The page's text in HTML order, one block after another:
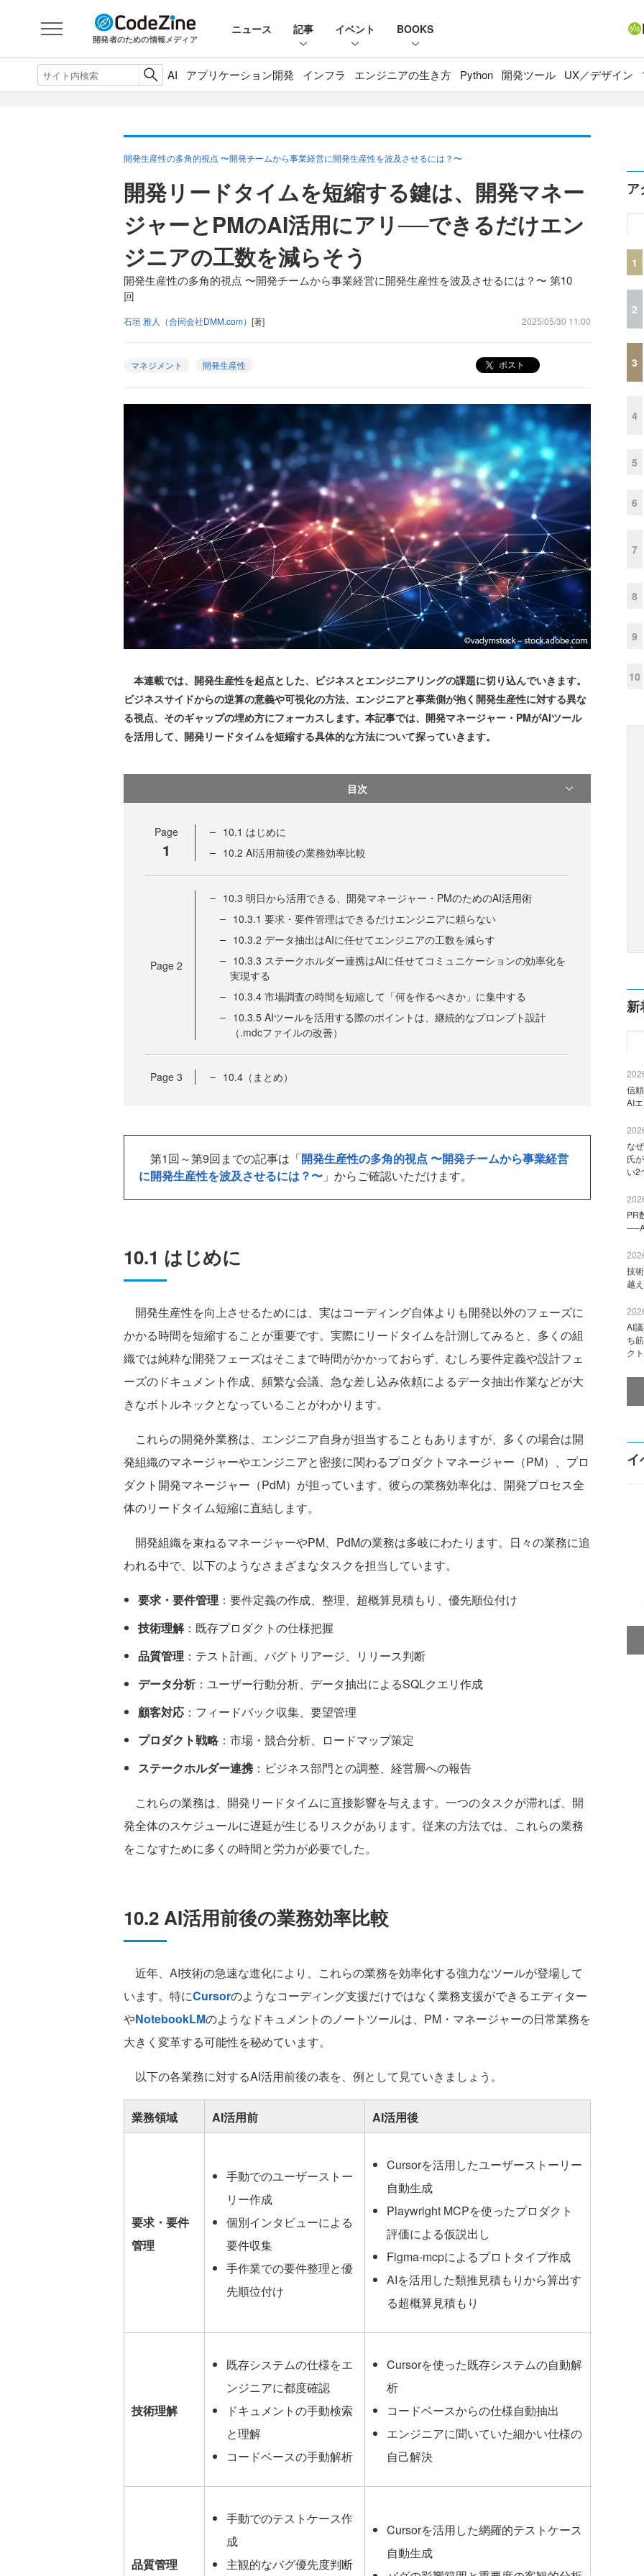
開発者のための情報メディア
ニュース 記事 イベント BOOKS
AI アプリケーション開発 インフラ エンジニアの生き方 Python 開発ツール UX／デザイン
開発生産性の多角的視点 〜開発チームから事業経営に開発生産性を波及させるには？〜
開発リードタイムを短縮する鍵は、開発マネー
ジャーとPMのAI活用にアリ──できるだけエン
ジニアの工数を減らそう
開発生産性の多角的視点 〜開発チームから事業経営に開発生産性を波及させるには？〜 第10
回
石垣 雅人（合同会社DMM.com） [著] 2025/05/30 11:00
マネジメント 開発生産性 ポスト
本連載では、開発生産性を起点とした、ビジネスとエンジニアリングの課題に切り込んでいきます。
ビジネスサイドからの逆算の意義や可視化の方法、エンジニアと事業側が抱く開発生産性に対する異な
る視点、そのギャップの埋め方にフォーカスします。本記事では、開発マネージャー・PMがAIツール
を活用して、開発リードタイムを短縮する具体的な方法について探っていきます。
目次
Page
1
10.1 はじめに
10.2 AI活用前後の業務効率比較
Page 2
10.3 明日から活用できる、開発マネージャー・PMのためのAI活用術
10.3.1 要求・要件管理はできるだけエンジニアに頼らない
10.3.2 データ抽出はAIに任せてエンジニアの工数を減らす
10.3.3 ステークホルダー連携はAIに任せてコミュニケーションの効率化を
実現する
10.3.4 市場調査の時間を短縮して「何を作るべきか」に集中する
10.3.5 AIツールを活用する際のポイントは、継続的なプロンプト設計
（.mdcファイルの改善）
Page 3 10.4（まとめ）
第1回～第9回までの記事は「開発生産性の多角的視点 〜開発チームから事業経営
に開発生産性を波及させるには？〜 」からご確認いただけます。
10.1 はじめに
開発生産性を向上させるためには、実はコーディング自体よりも開発以外のフェーズに
かかる時間を短縮することが重要です。実際にリードタイムを計測してみると、多くの組
織では純粋な開発フェーズはそこまで時間がかかっておらず、むしろ要件定義や設計フェ
ーズのドキュメント作成、頻繁な会議、急な差し込み依頼によるデータ抽出作業などが大
きなボトルネックとなっていることがわかります。
これらの開発外業務は、エンジニア自身が担当することもありますが、多くの場合は開
発組織のマネージャーやエンジニアと密接に関わるプロダクトマネージャー（PM）、プロ
ダクト開発マネージャー（PdM）が担っています。彼らの業務効率化は、開発プロセス全
体のリードタイム短縮に直結します。
開発組織を束ねるマネージャーやPM、PdMの業務は多岐にわたります。日々の業務に追
われる中で、以下のようなさまざまなタスクを担当しています。
要求・要件管理 ：要件定義の作成、整理、超概算見積もり、優先順位付け
技術理解：既存プロダクトの仕様把握
品質管理 ：テスト計画、バグトリアージ、リリース判断
データ分析：ユーザー行動分析、データ抽出によるSQLクエリ作成
顧客対応 ：フィードバック収集、要望管理
プロダクト戦略：市場・競合分析、ロードマップ策定
ステークホルダー連携 ：ビジネス部門との調整、経営層への報告
これらの業務は、開発リードタイムに直接影響を与えます。一つのタスクが滞れば、開
発全体のスケジュールに遅延が生じるリスクがあります。従来の方法では、これらの業務
をこなすために多くの時間と労力が必要でした。
10.2 AI活用前後の業務効率比較
近年、AI技術の急速な進化により、これらの業務を効率化する強力なツールが登場して
います。特にCursorのようなコーディング支援だけではなく業務支援ができるエディター
やNotebookLMのようなドキュメントのノートツールは、PM・マネージャーの日常業務を
大きく変革する可能性を秘めています。
以下の各業務に対するAI活用前後の表を、例として見ていきましょう。
業務領域 AI活用前 AI活用後
要求・要件
管理
手動でのユーザーストー
リー作成
個別インタビューによる
要件収集
手作業での要件整理と優
先順位付け
Cursorを活用したユーザーストーリー
自動生成
Playwright MCPを使ったプロダクト
評価による仮説出し
Figma-mcpによるプロトタイプ作成
AIを活用した類推見積もりから算出す
る超概算見積もり
技術理解
既存システムの仕様をエ
ンジニアに都度確認
ドキュメントの手動検索
と理解
コードベースの手動解析
Cursorを使った既存システムの自動解
析
コードベースからの仕様自動抽出
エンジニアに聞いていた細かい仕様の
自己解決
品質管理
手動でのテストケース作
成
主観的なバグ優先度判断
Cursorを活用した網羅的テストケース
自動生成
ア
1
2
3
4
5
6
7
8
9
10
新
信
AI
な
氏
い2
PR
技
越
AI
ち
ク
イ